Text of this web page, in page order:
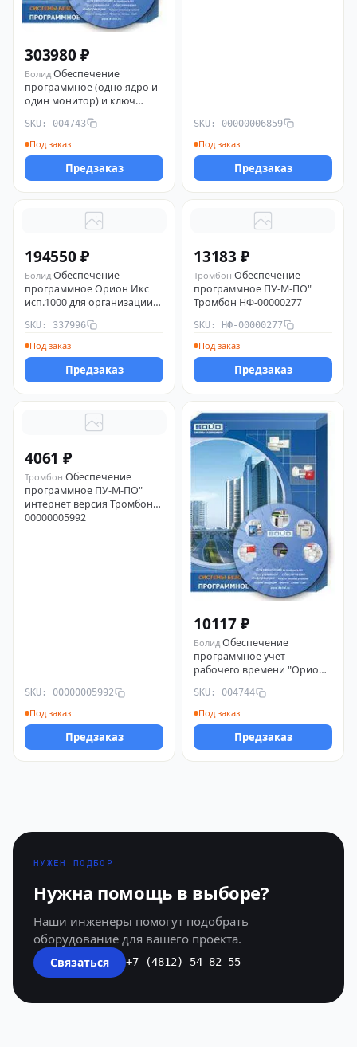
303980 ₽
Болид Обеспечение
программное (одно ядро и
один монитор) и ключ
задача "Орион Про" исп.
512 004743 Болид
SKU: 004743
Под заказ
Предзаказ
SKU: 00000006859
Под заказ
Предзаказ
194550 ₽
Болид Обеспечение
программное Орион Икс
исп.1000 для организации
управления пожарной
автоматикой и охранной
сигнализацией на
оборудовании ИСО
"Орион" Болид 337996
SKU: 337996
Под заказ
Предзаказ
13183 ₽
Тромбон Обеспечение
программное ПУ-М-ПО"
Тромбон НФ-00000277
SKU: НФ-00000277
Под заказ
Предзаказ
4061 ₽
Тромбон Обеспечение
программное ПУ-М-ПО"
интернет версия Тромбон
00000005992
SKU: 00000005992
Под заказ
Предзаказ
10117 ₽
Болид Обеспечение
программное учет
рабочего времени "Орион
SKU: 004744
Под заказ
Предзаказ
НУЖЕН ПОДБОР
Нужна помощь в выборе?
Наши инженеры помогут подобрать
оборудование для вашего проекта.
Связаться +7 (4812) 54-82-55